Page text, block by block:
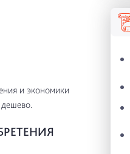
и экономики